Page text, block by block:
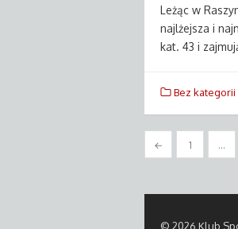
Leżąc w
najlżejsza i
kat. 43 i
Bez kategorii
wpisów
← 1 …
© 2026 Klub